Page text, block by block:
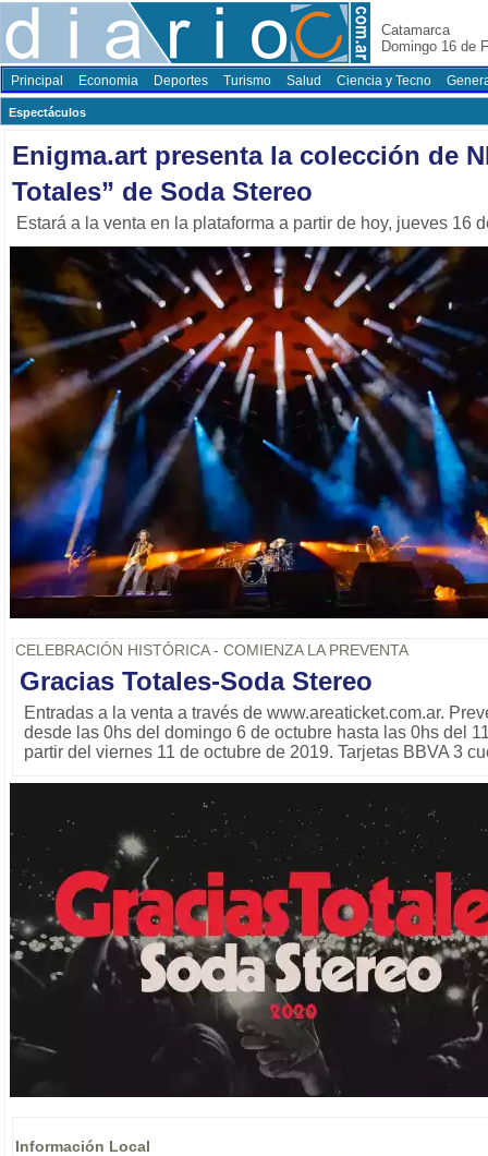
Catamarca
Domingo 16 de
Principal Economia Deportes Turismo Salud Ciencia y Tecno
Espectáculos
Enigma.art presenta la colección de
Totales” de Soda Stereo
Estará a la venta en la plataforma a partir de hoy, jueves 16
CELEBRACIÓN HISTÓRICA - COMIENZA LA PREVENTA
Gracias Totales-Soda Stereo
Entradas a la venta a través de www.areaticket.com.ar.
desde las 0hs del domingo 6 de octubre hasta las 0hs del
partir del viernes 11 de octubre de 2019. Tarjetas BBVA 3
Información Local